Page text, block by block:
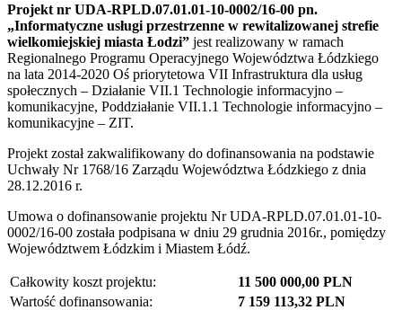
Projekt nr UDA-RPLD.07.01.01-10-0002/16-00 pn.
„Informatyczne usługi przestrzenne w rewitalizowanej strefie
wielkomiejskiej miasta Łodzi” jest realizowany w ramach
Regionalnego Programu Operacyjnego Województwa Łódzkiego
na lata 2014-2020 Oś priorytetowa VII Infrastruktura dla usług
społecznych – Działanie VII.1 Technologie informacyjno –
komunikacyjne, Poddziałanie VII.1.1 Technologie informacyjno –
komunikacyjne – ZIT.
Projekt został zakwalifikowany do dofinansowania na podstawie
Uchwały Nr 1768/16 Zarządu Województwa Łódzkiego z dnia
28.12.2016 r.
Umowa o dofinansowanie projektu Nr UDA-RPLD.07.01.01-10-
0002/16-00 została podpisana w dniu 29 grudnia 2016r., pomiędzy
Województwem Łódzkim i Miastem Łódź.
Całkowity koszt projektu:
11 500 000,00 PLN
Wartość dofinansowania:
7 159 113,32 PLN